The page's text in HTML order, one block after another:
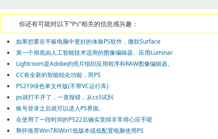
你还有可能对以下“Ps”相关的信息感兴趣：
如果想要在平板电脑中更好的体验PS软件，微软Surface
第一个彻底由人工智能技术适用的图像编辑器。应用Luminar
Lightroom是Adobe的照片组织应用程序和RAW图像编辑器。
CC有全新的智能锐化功能，而PS
PS219绿色单文件版(不带VC运行库)
ps就打不开了，一直报错，从cs5试到
账号登录之后就可以进入PS界面。
在使用了一段时间的PS22后确实觉得非常得心应手呢
释怀推荐Win7和Win1低版本或低配置电脑使用PS